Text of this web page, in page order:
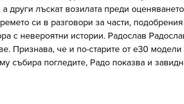
други лъскат возилата преди
си в разговори за части,
с невероятни истории. Радослав
Признава, че и по-старите от е30 модели
събира погледите, Радо показва и